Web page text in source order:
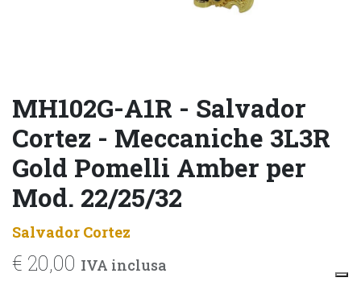
MH102G-A1R - Salvador
Cortez - Meccaniche 3L3R
Gold Pomelli Amber per
Mod. 22/25/32
Salvador Cortez
€ 20,00 IVA inclusa